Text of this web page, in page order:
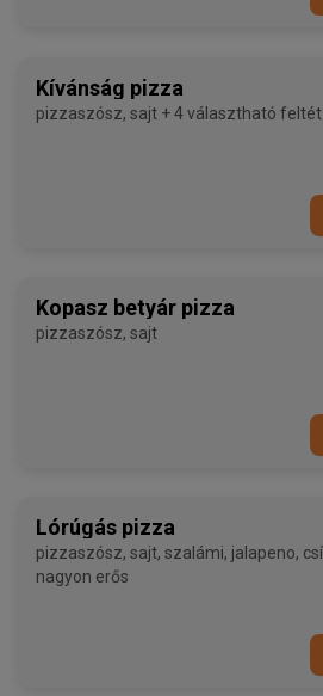
Kívánság pizza
pizzaszósz, sajt + 4 választható feltét
Kopasz betyár pizza
pizzaszósz, sajt
Lórúgás pizza
pizzaszósz, sajt, szalámi, jalapeno, csípős szósz
nagyon erős